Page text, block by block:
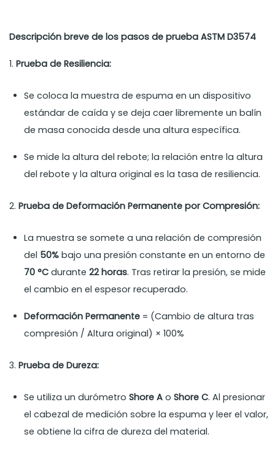
Descripción breve de los pasos de prueba ASTM D3574
1.Prueba de Resiliencia:
Se coloca la muestra de espuma en un dispositivo
estándar de caída y se deja caer libremente un balín
de masa conocida desde una altura específica.
Se mide la altura del rebote; la relación entre la altura
del rebote y la altura original es la tasa de resiliencia.
2.Prueba de Deformación Permanente por Compresión:
La muestra se somete a una relación de compresión
del 50% bajo una presión constante en un entorno de
70 °C durante22 horas. Tras retirar la presión, se mide
el cambio en el espesor recuperado.
Deformación Permanente = (Cambio de altura tras
compresión / Altura original) × 100%
3.Prueba de Dureza:
Se utiliza un durómetroShore A oShore C. Al presionar
el cabezal de medición sobre la espuma y leer el valor,
se obtiene la cifra de dureza del material.